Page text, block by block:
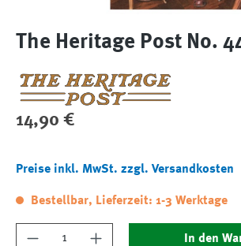
The Heritage Post No.
Regulärer Preis:
14,90 €
Preise inkl. MwSt. zzgl. Versandkosten
Bestellbar, Lieferzeit: 1-3 Werktage
Produkt Anzahl: Gib denIn den